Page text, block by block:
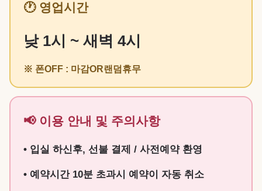
🕐 영업시간
낮 1시 ~ 새벽 4시
※ 폰OFF : 마감OR랜덤휴무
📢 이용 안내 및 주의사항
• 입실 하신후, 선불 결제 / 사전예약 환영
• 예약시간 10분 초과시 예약이 자동 취소